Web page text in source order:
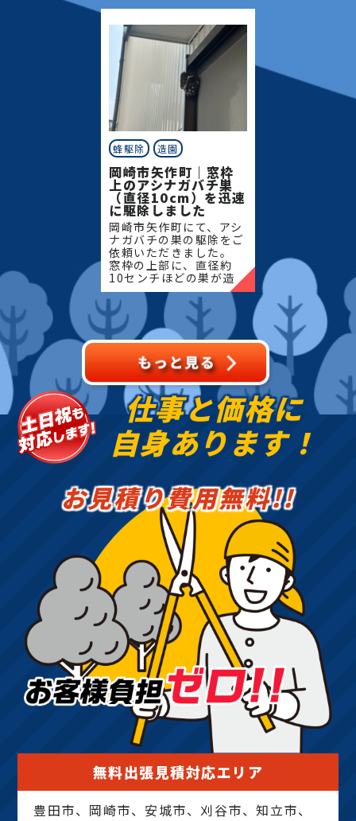
中心に、樹形を整えなが
ら
蜂駆除 造園
岡崎市矢作町｜窓枠
上のアシナガバチ巣
（直径10cm）を迅速
に駆除しました
岡崎市矢作町にて、アシ
ナガバチの巣の駆除をご
依頼いただきました。
窓枠の上部に、直径約
10センチほどの巣が造
られており、生活動線に
近く危険な状態でした。
お客様よりご連絡をいた
だき、状況を確認後、即
日対応に
仕事と価格に
自身あります！
お見積り費用無料!!
無料出張見積対応エリア
豊田市、岡崎市、安城市、刈谷市、知立市、